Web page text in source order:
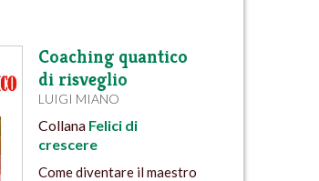
Coaching quantico
di risveglio
LUIGI MIANO
Collana Felici di
crescere
Come diventare il maestro